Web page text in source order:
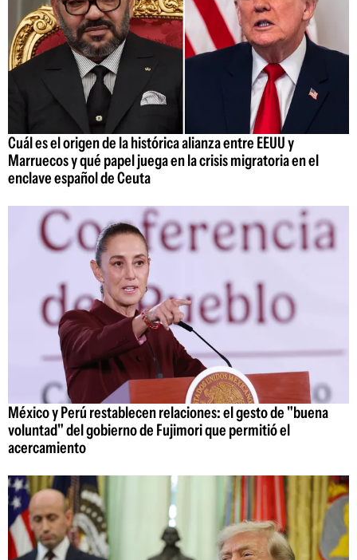
Cuál es el origen de la histórica alianza entre EEUU y
Marruecos y qué papel juega en la crisis migratoria en el
enclave español de Ceuta
México y Perú restablecen relaciones: el gesto de "buena
voluntad" del gobierno de Fujimori que permitió el
acercamiento